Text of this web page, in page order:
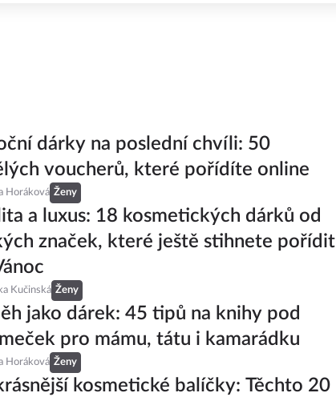
dárky na poslední chvíli: 50
voucherů, které pořídíte online
Horáková Ženy
a luxus: 18 kosmetických dárků od
značek, které ještě stihnete pořídit
Kučinská Ženy
jako dárek: 45 tipů na knihy pod
pro mámu, tátu i kamarádku
Horáková Ženy
kosmetické balíčky: Těchto 20